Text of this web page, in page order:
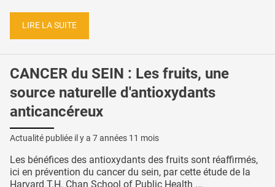
LIRE LA SUITE
CANCER du SEIN : Les fruits, une
source naturelle d'antioxydants
anticancéreux
Actualité publiée il y a 7 années 11 mois
Les bénéfices des antioxydants des fruits sont réaffirmés,
ici en prévention du cancer du sein, par cette étude de la
Harvard T.H. Chan School of Public Health ...